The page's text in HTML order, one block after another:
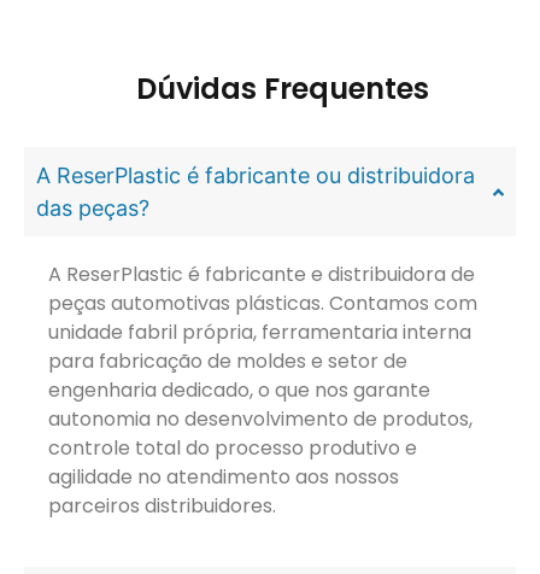
Dúvidas Frequentes
A ReserPlastic é fabricante ou distribuidora
das peças?
A ReserPlastic é fabricante e distribuidora de
peças automotivas plásticas. Contamos com
unidade fabril própria, ferramentaria interna
para fabricação de moldes e setor de
engenharia dedicado, o que nos garante
autonomia no desenvolvimento de produtos,
controle total do processo produtivo e
agilidade no atendimento aos nossos
parceiros distribuidores.